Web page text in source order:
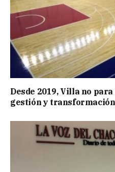
Desde 2019, Villa no
gestión y transformación